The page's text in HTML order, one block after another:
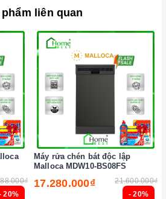
phẩm liên quan
20% - 20%
Máy rửa chén bát độc lập
Malloca MDW10-BS08FS
17.280.000₫ 21.600.000₫